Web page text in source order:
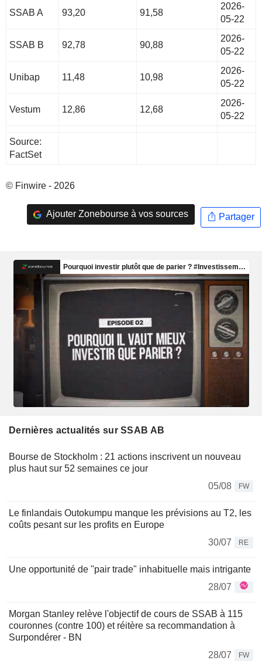
SSAB A 93,20 91,58
2026-
05-22
SSAB B 92,78 90,88
2026-
05-22
Unibap 11,48 10,98
2026-
05-22
Vestum 12,86 12,68
2026-
05-22
Source:
FactSet
© Finwire - 2026
Ajouter Zonebourse à vos sources Partager
Dernières actualités sur SSAB AB
Bourse de Stockholm : 21 actions inscrivent un nouveau
plus haut sur 52 semaines ce jour
05/08
FW
Le finlandais Outokumpu manque les prévisions au T2, les
coûts pesant sur les profits en Europe
30/07
RE
Une opportunité de "pair trade" inhabituelle mais intrigante
28/07
Morgan Stanley relève l'objectif de cours de SSAB à 115
couronnes (contre 100) et réitère sa recommandation à
Surpondérer - BN
28/07
FW